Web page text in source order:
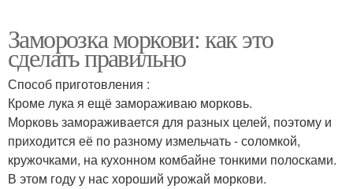
Заморозка моркови: как это
сделать правильно
Способ приготовления :
Кроме лука я ещё замораживаю морковь.
Морковь замораживается для разных целей, поэтому и
приходится её по разному измельчать - соломкой,
кружочками, на кухонном комбайне тонкими полосками.
В этом году у нас хороший урожай моркови.